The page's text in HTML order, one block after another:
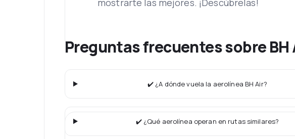
mostrarte las mejores. ¡Descúbrelas!
Preguntas frecuentes sobre BH
✔️ ¿A dónde vuela la aerolínea BH Air?
✔️ ¿Qué aerolínea operan en rutas similares?